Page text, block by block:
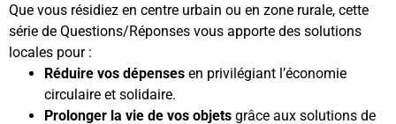
Que vous résidiez en centre urbain ou en zone rurale, cette
série de Questions/Réponses vous apporte des solutions
locales pour :
Réduire vos dépenses en privilégiant l’économie
circulaire et solidaire.
Prolonger la vie de vos objets grâce aux solutions de